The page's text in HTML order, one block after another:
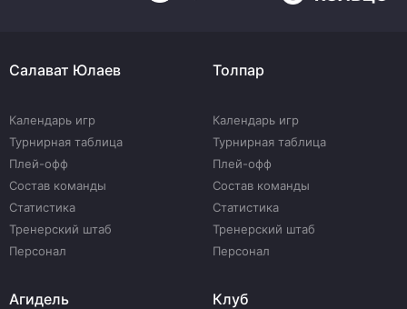
Салават Юлаев
Календарь игр
Турнирная таблица
Плей-офф
Состав команды
Статистика
Тренерский штаб
Персонал
Толпар
Календарь игр
Турнирная таблица
Плей-офф
Состав команды
Статистика
Тренерский штаб
Персонал
Агидель Клуб